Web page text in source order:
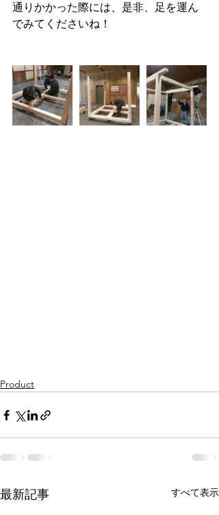
通りかかった際には、是非、足を運ん
でみてくださいね！
Product
最新記事 すべて表示